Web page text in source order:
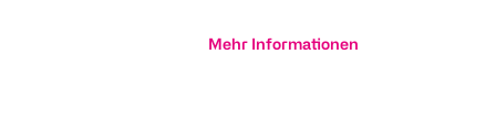
Mehr Informationen